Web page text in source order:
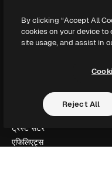
Academy
दस्तावेज़ीकरण
ओरिजिनल्स
कुकीज़ नीति
ट्रस्ट सेंटर
एफिलिएट्स
By clicking “Accept All
cookies on your device
site usage, and assist in
Reject All